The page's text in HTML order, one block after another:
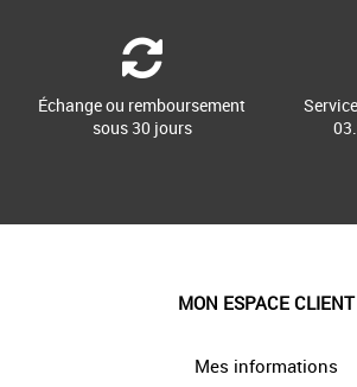
Échange ou remboursement
sous 30 jours
MON ESPACE CLIENT
Mes informations